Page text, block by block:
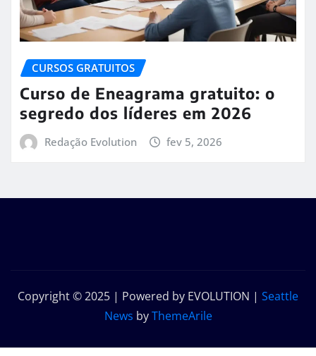
CURSOS GRATUITOS
Curso de Eneagrama gratuito: o
segredo dos líderes em 2026
Redação Evolution fev 5, 2026
Copyright © 2025 | Powered by EVOLUTION | Seattle
News byThemeArile